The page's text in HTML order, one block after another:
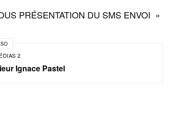
PRÉSENTATION DU SMS ENVOI »
2
Ignace Pastel